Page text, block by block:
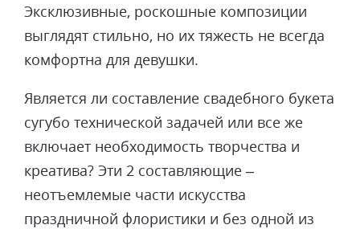
Эксклюзивные, роскошные композиции
выглядят стильно, но их тяжесть не всегда
комфортна для девушки.
Является ли составление свадебного букета
сугубо технической задачей или все же
включает необходимость творчества и
креатива? Эти 2 составляющие –
неотъемлемые части искусства
праздничной флористики и без одной из